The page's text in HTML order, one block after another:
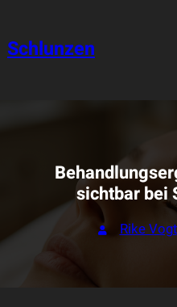
springen
Schlunzen
sichtbar bei
Rike Vogt